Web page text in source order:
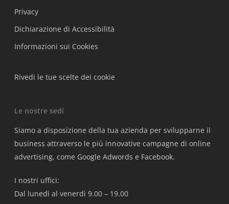
Privacy
Dichiarazione di Accessibilità
Informazioni sui Cookies
Rivedi le tue scelte dei cookie
Le nostre sedi
Siamo a disposizione della tua azienda per svilupparne il
business attraverso le più innovative campagne di online
advertising, come Google Adwords e Facebook.
I nostri uffici:
Dal lunedì al venerdì 9.00 – 19.00